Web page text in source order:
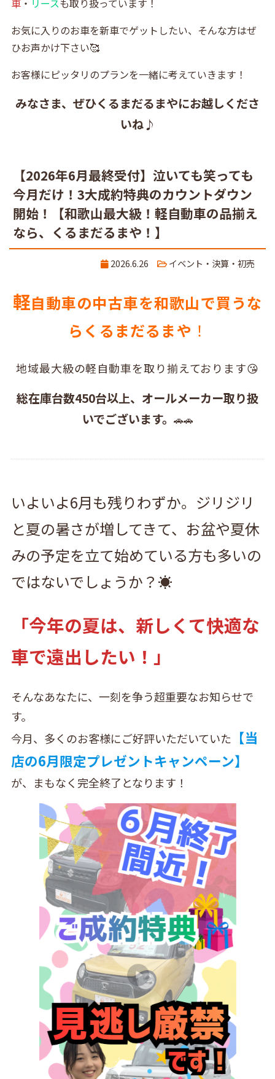
車・ リースも取り扱っています！
お気に入りのお車を新車でゲットしたい、そんな方はぜ
ひお声かけ下さい🥰
お客様にピッタリのプランを一緒に考えていきます！
みなさま、ぜひくるまだるまやにお越しくださ
いね♪
【2026年6月最終受付】泣いても笑っても
今月だけ！3大成約特典のカウントダウン
開始！【和歌山最大級！軽自動車の品揃え
なら、くるまだるまや！】
2026.6.26 イベント・決算・初売
軽自動車の中古車を和歌山で買うな
らくるまだるまや ！
地域最大級の軽自動車を取り揃えております😘
総在庫台数450台以上、オールメーカー取り扱
いでございます。 🚗🚗
いよいよ6月も残りわずか。ジリジリ
と夏の暑さが増してきて、お盆や夏休
みの予定を立て始めている方も多いの
ではないでしょうか？☀️
「今年の夏は、新しくて快適な
車で遠出したい！」
そんなあなたに、一刻を争う超重要なお知らせで
す。
今月、多くのお客様にご好評いただいていた 【当
店の6月限定プレゼントキャンペーン】
が、まもなく完全終了となります！